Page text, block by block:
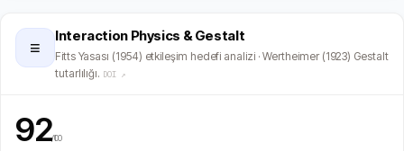
≡
Interaction Physics & Gestalt
Fitts Yasası (1954) etkileşim hedefi analizi · Wertheimer (1923) Gestalt
tutarlılığı. DOI ↗
92/100